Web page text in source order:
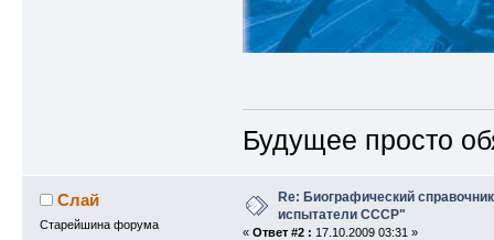
Будущее просто
Слай
Старейшина форума
Re: Биографический
испытатели СССР"
« Ответ #2 : 17.10.2009 03:31 »